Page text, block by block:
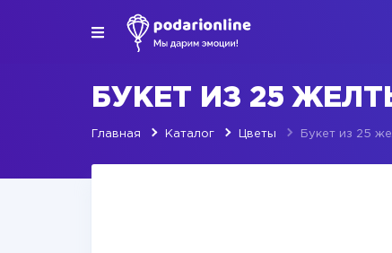
БУКЕТ ИЗ 25
Главная Каталог Цветы Букет из 25